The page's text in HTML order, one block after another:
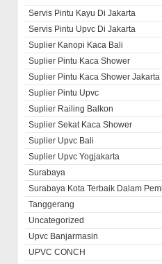
Servis Pintu Kayu Di Jakarta
Servis Pintu Upvc Di Jakarta
Suplier Kanopi Kaca Bali
Suplier Pintu Kaca Shower
Suplier Pintu Kaca Shower Jakarta
Suplier Pintu Upvc
Suplier Railing Balkon
Suplier Sekat Kaca Shower
Suplier Upvc Bali
Suplier Upvc Yogjakarta
Surabaya
Surabaya Kota Terbaik Dalam
Tanggerang
Uncategorized
Upvc Banjarmasin
UPVC CONCH